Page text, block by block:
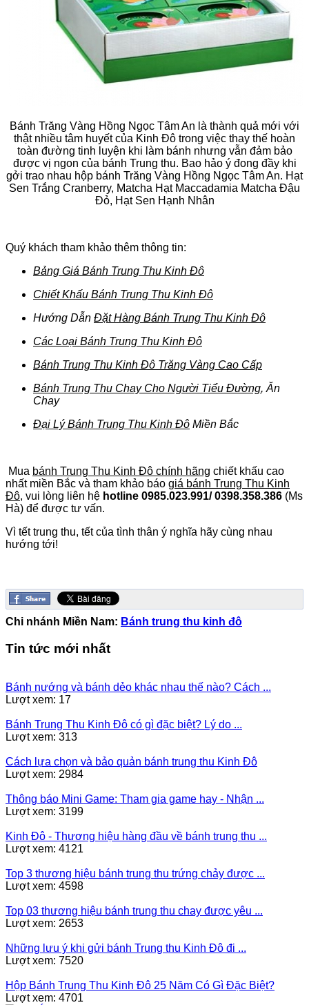
Bánh Trăng Vàng Hồng Ngọc Tâm An là thành quả mới với
thật nhiều tâm huyết của Kinh Đô trong việc thay thế hoàn
toàn đường tinh luyện khi làm bánh nhưng vẫn đảm bảo
được vị ngon của bánh Trung thu. Bao hảo ý đong đầy khi
gởi trao nhau hộp bánh Trăng Vàng Hồng Ngọc Tâm An. Hạt
Sen Trắng Cranberry, Matcha Hạt Maccadamia Matcha Đậu
Đỏ, Hạt Sen Hạnh Nhân
Quý khách tham khảo thêm thông tin:
Bảng Giá Bánh Trung Thu Kinh Đô
Chiết Khấu Bánh Trung Thu Kinh Đô
Hướng Dẫn Đặt Hàng Bánh Trung Thu Kinh Đô
Các Loại Bánh Trung Thu Kinh Đô
Bánh Trung Thu Kinh Đô Trăng Vàng Cao Cấp
Bánh Trung Thu Chay Cho Người Tiểu Đường, Ăn
Chay
Đại Lý Bánh Trung Thu Kinh Đô Miền Bắc
Mua bánh Trung Thu Kinh Đô chính hãng chiết khấu cao
nhất miền Bắc và tham khảo báo giá bánh Trung Thu Kinh
Đô, vui lòng liên hệ hotline 0985.023.991/ 0398.358.386 (Ms
Hà) để được tư vấn.
Vì tết trung thu, tết của tình thân ý nghĩa hãy cùng nhau
hướng tới!
Chi nhánh Miền Nam: Bánh trung thu kinh đô
Tin tức mới nhất
Bánh nướng và bánh dẻo khác nhau thế nào? Cách ...
Lượt xem: 17
Bánh Trung Thu Kinh Đô có gì đặc biệt? Lý do ...
Lượt xem: 313
Cách lựa chọn và bảo quản bánh trung thu Kinh Đô
Lượt xem: 2984
Thông báo Mini Game: Tham gia game hay - Nhận ...
Lượt xem: 3199
Kinh Đô - Thương hiệu hàng đầu về bánh trung thu ...
Lượt xem: 4121
Top 3 thương hiệu bánh trung thu trứng chảy được ...
Lượt xem: 4598
Top 03 thương hiệu bánh trung thu chay được yêu ...
Lượt xem: 2653
Những lưu ý khi gửi bánh Trung thu Kinh Đô đi ...
Lượt xem: 7520
Hộp Bánh Trung Thu Kinh Đô 25 Năm Có Gì Đặc Biệt?
Lượt xem: 4701